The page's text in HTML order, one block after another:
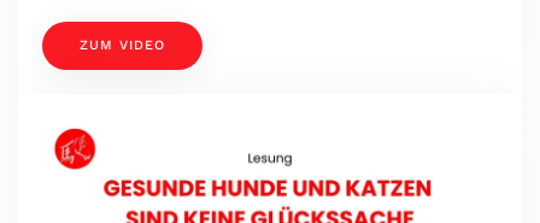
ZUM VIDEO